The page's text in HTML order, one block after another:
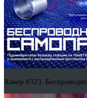
Хакер #323.